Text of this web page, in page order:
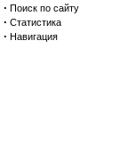
· Поиск по сайту
· Статистика
· Навигация